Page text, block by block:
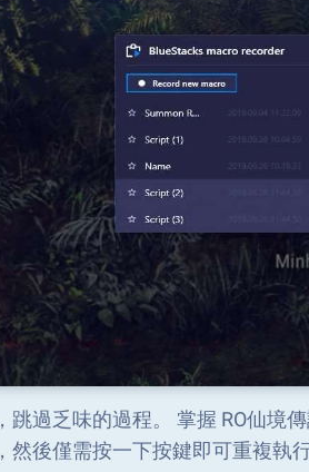
跳過乏味的過程。 掌握 RO仙境
後僅需按一下按鍵即可重複執行